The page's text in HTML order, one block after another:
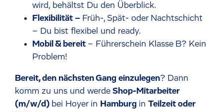
wird, behältst Du den Überblick.
Flexibilität – Früh-, Spät- oder Nachtschicht
– Du bist flexibel und ready.
Mobil & bereit – Führerschein Klasse B? Kein
Problem!
Bereit, den nächsten Gang einzulegen? Dann
komm zu uns und werde Shop-Mitarbeiter
(m/w/d) bei Hoyer in Hamburg in Teilzeit oder